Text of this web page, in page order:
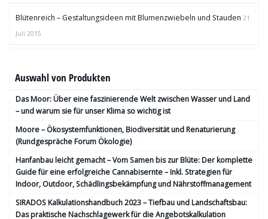
Blütenreich – Gestaltungsideen mit Blumenzwiebeln und Stauden 21.
Juli 2015
Auswahl von Produkten
Das Moor: Über eine faszinierende Welt zwischen Wasser und Land
– und warum sie für unser Klima so wichtig ist
Moore – Ökosystemfunktionen, Bio­diversität und Renaturierung
(Rundgespräche Forum Ökologie)
Hanfanbau leicht gemacht – Vom Samen bis zur Blüte: Der komplette
Guide für eine erfolgreiche Cannabisernte – Inkl. Strategien für
Indoor, Outdoor, Schädlingsbekämpfung und Nährstoffmanagement
SIRADOS Kalkulationshandbuch 2023 – Tiefbau und Landschaftsbau:
Das praktische Nachschlagewerk für die Angebotskalkulation